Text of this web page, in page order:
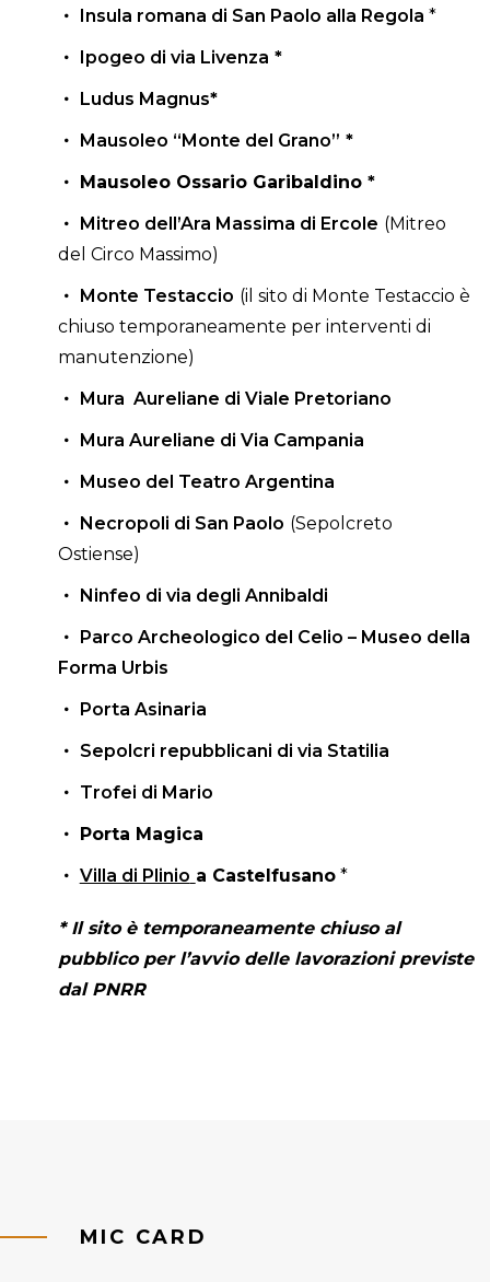
Insula romana di San Paolo alla Regola *
Ipogeo di via Livenza *
Ludus Magnus*
Mausoleo “Monte del Grano” *
Mausoleo Ossario Garibaldino*
Mitreo dell’Ara Massima di Ercole (Mitreo
del Circo Massimo)
Monte Testaccio (il sito di Monte Testaccio è
chiuso temporaneamente per interventi di
manutenzione)
Mura Aureliane di Viale Pretoriano
Mura Aureliane di Via Campania
Museo del Teatro Argentina
Necropoli di San Paolo (Sepolcreto
Ostiense)
Ninfeo di via degli Annibaldi
Parco Archeologico del Celio – Museo della
Forma Urbis
Porta Asinaria
Sepolcri repubblicani di via Statilia
Trofei di Mario
Porta Magica
Villa di Plinio a Castelfusano*
* Il sito è temporaneamente chiuso al
pubblico per l’avvio delle lavorazioni previste
dal PNRR
MIC CARD